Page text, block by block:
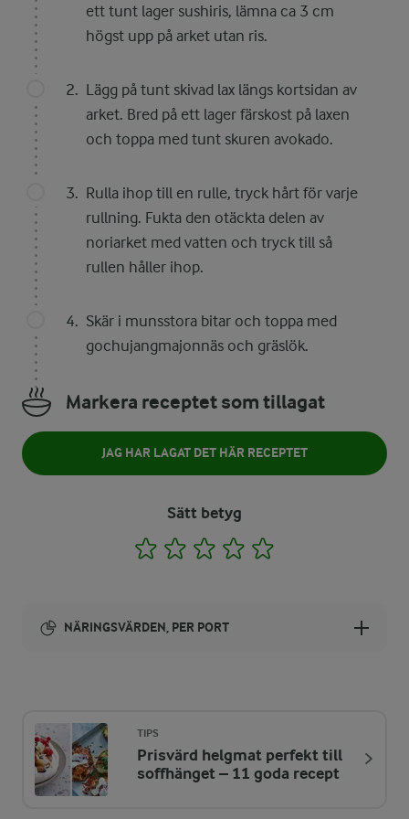
ett tunt lager sushiris, lämna ca 3 cm
högst upp på arket utan ris.
Lägg på tunt skivad lax längs kortsidan av
arket. Bred på ett lager färskost på laxen
och toppa med tunt skuren avokado.
Rulla ihop till en rulle, tryck hårt för varje
rullning. Fukta den otäckta delen av
noriarket med vatten och tryck till så
rullen håller ihop.
Skär i munsstora bitar och toppa med
gochujangmajonnäs och gräslök.
Markera receptet som tillagat
JAG HAR LAGAT DET HÄR RECEPTET
Sätt betyg
1 2 3 4
NÄRINGSVÄRDEN, PER PORT
ENERGIDISTRIBUTION %
NÄRINGSVÄRDEN PER PORT
TIPS
Prisvärd helgmat perfekt till
soffhänget – 11 goda recept